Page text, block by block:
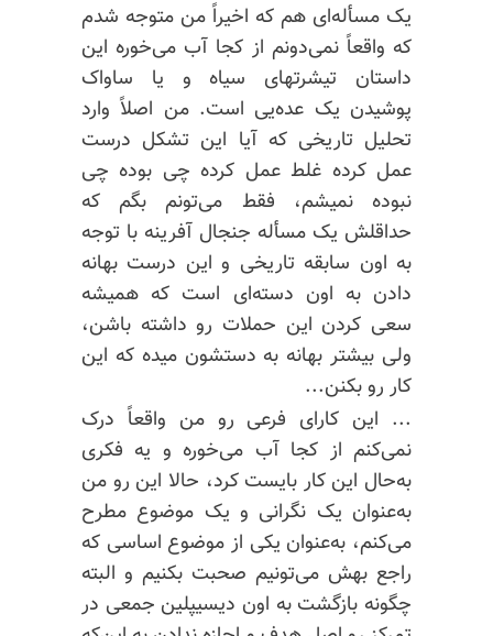
یک مسأله‌ای هم که اخیراً من متوجه شدم
که واقعاً نمی‌دونم از کجا آب می‌خوره این
داستان تیشرتهای سیاه و یا ساواک
پوشیدن یک عده‌یی است. من اصلاً وارد
تحلیل تاریخی که آیا این تشکل درست
عمل کرده غلط عمل کرده چی بوده چی
نبودهنمیشم، فقط می‌تونم بگم که
حداقلش یک مسأله جنجال آفرینه با توجه
به اون سابقه تاریخی و این درست بهانه
دادن به اون دسته‌ای است که همیشه
سعی کردن این حملات رو داشته باشن،
ولی بیشتر بهانه به دستشون میده که این
کار رو بکنن...
... این کارای فرعی رو من واقعاً درک
نمی‌کنم از کجا آب می‌خوره و یه فکری
به‌حال این کار بایست کرد، حالا این رو من
به‌عنوان یک نگرانی و یک موضوع مطرح
می‌کنم، به‌عنوان یکی از موضوع اساسی که
راجع بهش می‌تونیم صحبت بکنیم و البته
چگونه بازگشت به اون دیسیپلین جمعی در